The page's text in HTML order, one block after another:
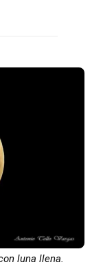
luna llena.